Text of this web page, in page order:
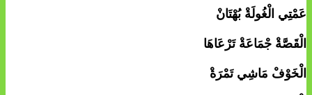
عَمْتِي الْغُولَةْ بُهْتَانْ
الْقَصَّةْ جْمَاعَةْ تَرْعَاهَا
الْخَوْفْ مَاشِي تَمْرَةْ